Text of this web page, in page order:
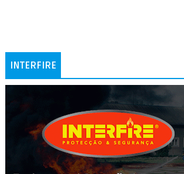
INTERFIRE